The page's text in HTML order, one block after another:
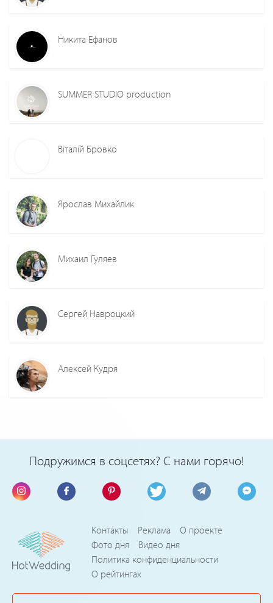
Никита Ефанов
SUMMER STUDIO production
Віталій Бровко
Ярослав Михайлик
Михаил Гуляев
Сергей Навроцкий
Алексей Кудря
Подружимся в соцсетях? С нами горячо!
Контакты Реклама
О проекте
Фото дня
Видео дня
Политика конфиденциальности
О рейтингах